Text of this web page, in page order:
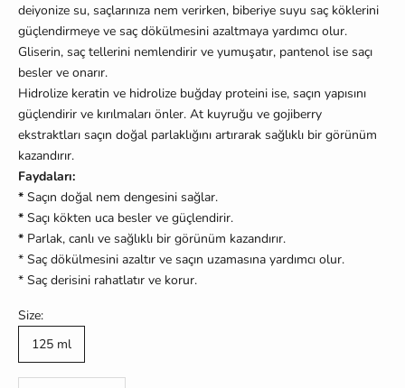
deiyonize su, saçlarınıza nem verirken, biberiye suyu saç köklerini
güçlendirmeye ve saç dökülmesini azaltmaya yardımcı olur.
Gliserin, saç tellerini nemlendirir ve yumuşatır, pantenol ise saçı
besler ve onarır.
Hidrolize keratin ve hidrolize buğday proteini ise, saçın yapısını
güçlendirir ve kırılmaları önler. At kuyruğu ve gojiberry
ekstraktları saçın doğal parlaklığını artırarak sağlıklı bir görünüm
kazandırır.
Faydaları:
* Saçın doğal nem dengesini sağlar.
* Saçı kökten uca besler ve güçlendirir.
* Parlak, canlı ve sağlıklı bir görünüm kazandırır.
* Saç dökülmesini azaltır ve saçın uzamasına yardımcı olur.
* Saç derisini rahatlatır ve korur.
Size:
125 ml